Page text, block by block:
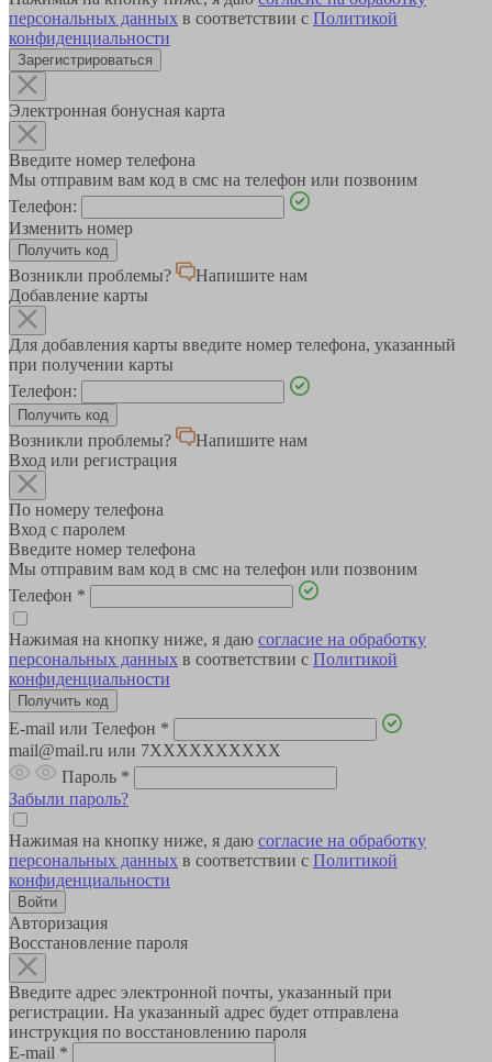
персональных данных в соответствии с Политикой
конфиденциальности
Зарегистрироваться
Электронная бонусная карта
Введите номер телефона
Мы отправим вам код в смс на телефон или позвоним
Телефон:
Изменить номер
Возникли проблемы?
Напишите нам
Добавление карты
Для добавления карты введите номер телефона, указанный
при получении карты
Телефон:
Возникли проблемы?
Напишите нам
Вход или регистрация
По номеру телефона
Вход с паролем
Введите номер телефона
Мы отправим вам код в смс на телефон или позвоним
Телефон *
Нажимая на кнопку ниже, я даю согласие на обработку
персональных данных в соответствии с Политикой
конфиденциальности
E-mail или Телефон *
mail@mail.ru или 7XXXXXXXXXX
Пароль *
Забыли пароль?
Нажимая на кнопку ниже, я даю согласие на обработку
персональных данных в соответствии с Политикой
конфиденциальности
Авторизация
Восстановление пароля
Введите адрес электронной почты, указанный при
регистрации. На указанный адрес будет отправлена
инструкция по восстановлению пароля
E-mail *